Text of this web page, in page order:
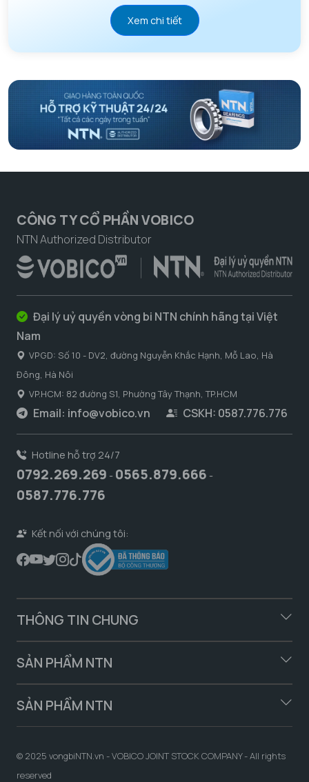
Xem chi tiết
CÔNG TY CỔ PHẦN VOBICO
NTN Authorized Distributor
Đại lý uỷ quyền vòng bi NTN chính hãng tại Việt
Nam
VPGD: Số 10 - DV2, đường Nguyễn Khắc Hạnh, Mỗ Lao, Hà
Đông, Hà Nôi
VP.HCM: 82 đường S1, Phường Tây Thạnh, TP.HCM
Email: info@vobico.vn CSKH: 0587.776.776
Hotline hỗ trợ 24/7
0792.269.269 - 0565.879.666 -
0587.776.776
Kết nối với chúng tôi:
THÔNG TIN CHUNG
SẢN PHẨM NTN
SẢN PHẨM NTN
© 2025 vongbiNTN.vn - VOBICO JOINT STOCK COMPANY - All rights
reserved